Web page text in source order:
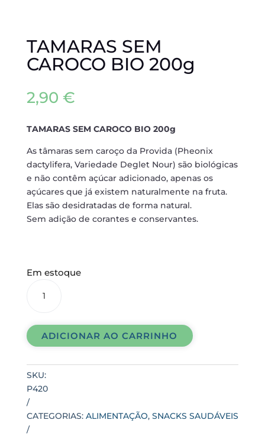
TAMARAS SEM
CAROCO BIO 200g
2,90 €
TAMARAS SEM CAROCO BIO 200g
As tâmaras sem caroço da Provida (Pheonix
dactylifera, Variedade Deglet Nour) são biológicas
e não contêm açúcar adicionado, apenas os
açúcares que já existem naturalmente na fruta.
Elas são desidratadas de forma natural.
Sem adição de corantes e conservantes.
Em estoque
SEM
BIO
200gADICIONAR AO CARRINHO
SKU:
P420
CATEGORIAS: ALIMENTAÇÃO, SNACKS SAUDÁVEIS